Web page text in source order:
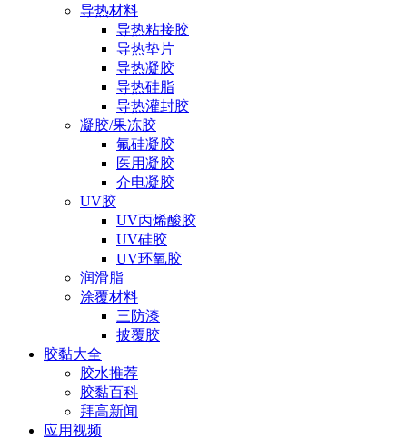
导热材料
导热粘接胶
导热垫片
导热凝胶
导热硅脂
导热灌封胶
凝胶/果冻胶
氟硅凝胶
医用凝胶
介电凝胶
UV胶
UV丙烯酸胶
UV硅胶
UV环氧胶
润滑脂
涂覆材料
三防漆
披覆胶
胶黏大全
胶水推荐
胶黏百科
拜高新闻
应用视频